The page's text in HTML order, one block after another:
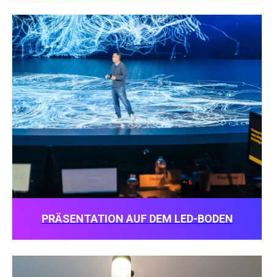
PRÄSENTATION AUF DEM LED-BODEN